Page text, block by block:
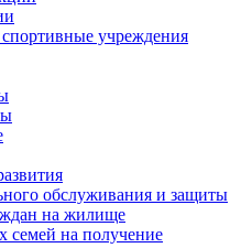
учреждения
обслуживания и защиты
на жилище
семей на получение